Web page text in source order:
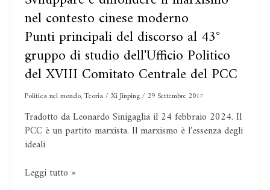
nel contesto cinese moderno
Punti principali del discorso al 43°
gruppo di studio dell'Ufficio Politico
del XVIII Comitato Centrale del PCC
Politica nel mondo,Teoria/Xi Jinping/29 Settembre 2017
Tradotto da Leonardo Sinigaglia il 24 febbraio 2024. Il
PCC è un partito marxista. Il marxismo è l’essenza degli
ideali
diffondere
il
marxismo
nel
contesto
cinese
principali
del
discorso
al
43°
gruppo
di
studio
dell'Ufficio
Politico
del
XVIII
Comitato
Leggi tutto »